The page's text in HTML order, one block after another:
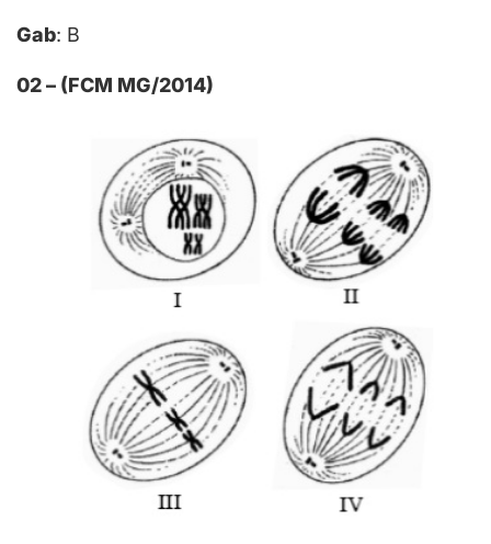
Gab: B
02 – (FCM MG/2014)